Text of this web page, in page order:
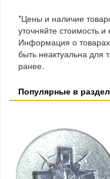
*Цены и наличие
уточняйте стоимость
Информация о
быть неактуальна для
ранее.
Популярные в